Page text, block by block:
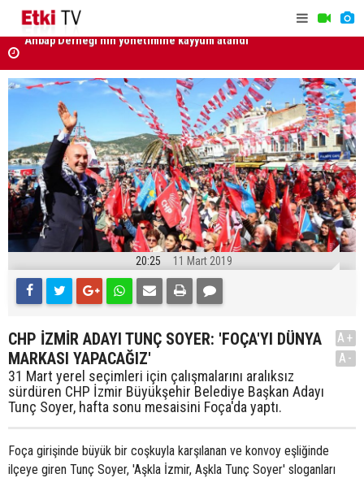
Savunma Anlaşması
20:25 11 Mart 2019
CHP İZMİR ADAYI TUNÇ SOYER: 'FOÇA'YI DÜNYA
MARKASI YAPACAĞIZ'
31 Mart yerel seçimleri için çalışmalarını aralıksız
sürdüren CHP İzmir Büyükşehir Belediye Başkan Adayı
Tunç Soyer, hafta sonu mesaisini Foça'da yaptı.
A+
A-
Foça girişinde büyük bir coşkuyla karşılanan ve konvoy eşliğinde
ilçeye giren Tunç Soyer, 'Aşkla İzmir, Aşkla Tunç Soyer' sloganları